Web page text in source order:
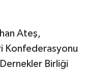
Ateş,
Konfederasyonu
Birliği